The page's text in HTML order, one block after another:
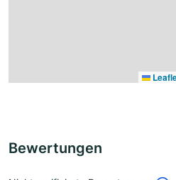
Bewertungen